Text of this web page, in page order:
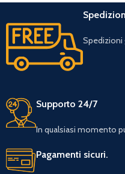
Spedizioni
Supporto 24/7
In qualsiasi momento
Pagamenti sicuri.